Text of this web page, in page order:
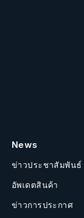
News
ข่าวประชาสัมพันธ์
อัพเดตสินค้า
ข่าวการประกาศ